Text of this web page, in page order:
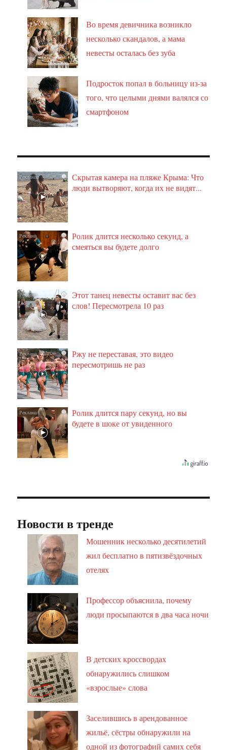
Во время девичника возникло
несколько скандалов, а мама
невесты осталась без зуба
Подросток попал в больницу из-за
того, что целыми днями валялся со
смартфоном
i
Скрытая камера на пляже Крыма: Что
люди вытворяют, когда их не видят...
i
Ролик длится несколько секунд, а
смеяться вы будете долго
i
Этот танец невесты оставит вас без
слов! Пересмотрела 10 раз
i
Ржу не переставая, это видео
пересмотришь не раз
i
Ролик длится пару секунд, но вы
будете в шоке от увиденного
Новости в тренде
Мошенник несколько десятилетий
жил бесплатно в пятизвёздочных
отелях
Профессор объяснила, почему
люди просыпаются в два часа ночи
В детских кроссвордах
обнаружились слишком
«взрослые» слова
Заселившись в арендованное
жильё, сёстры обнаружили на
одной из фотографий самих себя